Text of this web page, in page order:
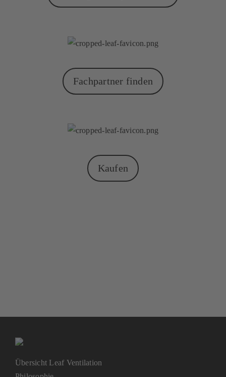
Fachpartner finden
Kaufen
Übersicht Leaf Ventilation